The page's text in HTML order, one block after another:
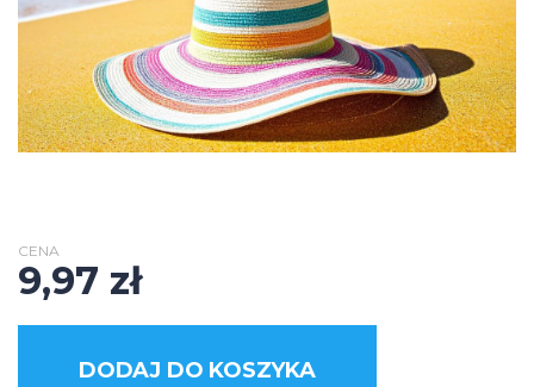
CENA
9,97 zł
DODAJ DO KOSZYKA